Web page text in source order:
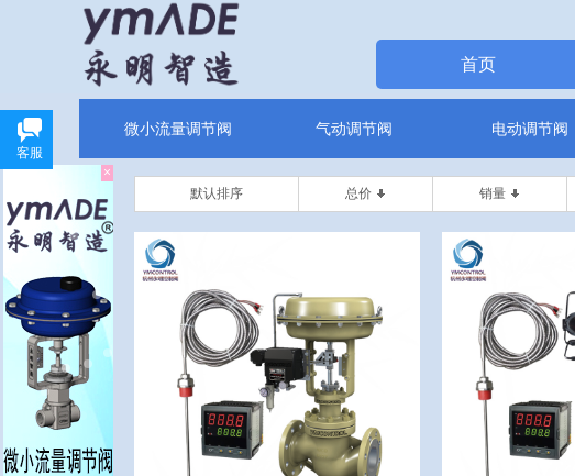
微小流量调节阀 气动调节阀 电动调节阀
默认排序 总价 销量
首页
×
客服